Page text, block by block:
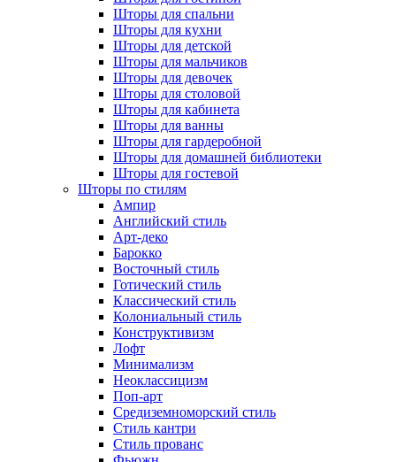
Шторы для спальни
Шторы для кухни
Шторы для детской
Шторы для мальчиков
Шторы для девочек
Шторы для столовой
Шторы для кабинета
Шторы для ванны
Шторы для гардеробной
Шторы для домашней библиотеки
Шторы для гостевой
Шторы по стилям
Ампир
Английский стиль
Арт-деко
Барокко
Восточный стиль
Готический стиль
Классический стиль
Колониальный стиль
Конструктивизм
Лофт
Минимализм
Неоклассицизм
Поп-арт
Средиземноморский стиль
Стиль кантри
Стиль прованс